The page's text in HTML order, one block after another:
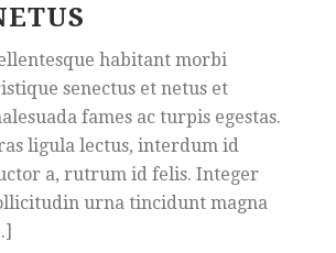
habitant morbi
senectus et netus et
fames ac turpis egestas.
ligula lectus, interdum id
a, rutrum id felis. Integer
urna tincidunt magna